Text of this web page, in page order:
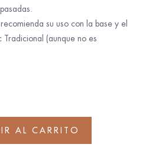
su uso con la base y el
(aunque no es
AL CARRITO